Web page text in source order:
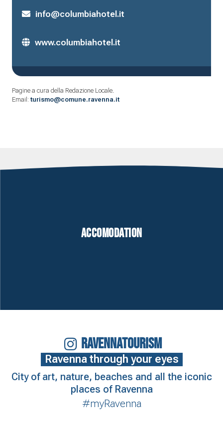
info@columbiahotel.it
www.columbiahotel.it
Pagine a cura della Redazione Locale.
Email: turismo@comune.ravenna.it
Accomodation
RAVENNATOURISM
Ravenna through your eyes
City of art, nature, beaches and all the iconic
places of Ravenna
#myRavenna